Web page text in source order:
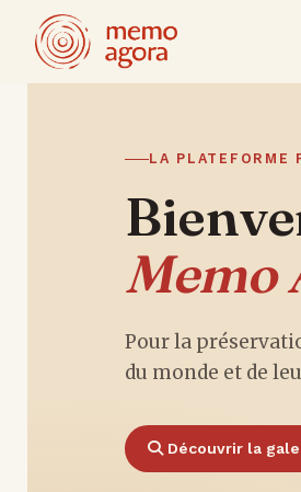
LA PLATEFORME
Memo
Pour la
du monde et de
Découvrir la